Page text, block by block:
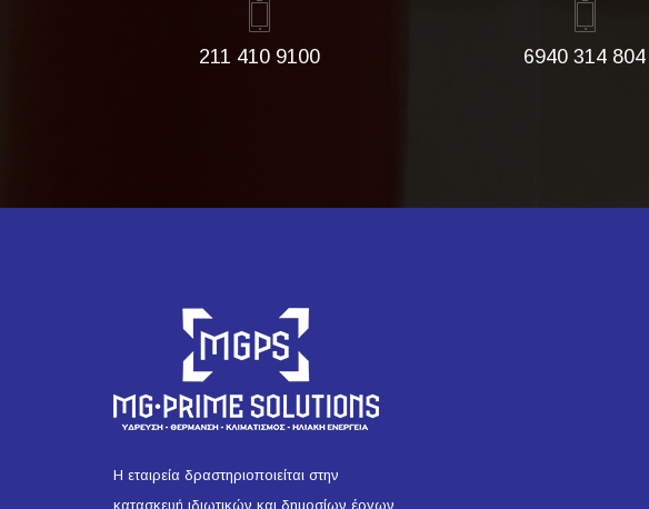
211 410 9100 6940 314 804
Η εταιρεία δραστηριοποιείται στην
κατασκευή ιδιωτικών και δημοσίων έργων